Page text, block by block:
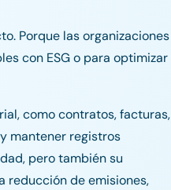
Porque las organizaciones
con ESG o para optimizar
como contratos, facturas,
mantener registros
pero también su
reducción de emisiones,